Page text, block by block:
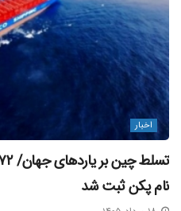
اخبار
نام پکن ثبت شد